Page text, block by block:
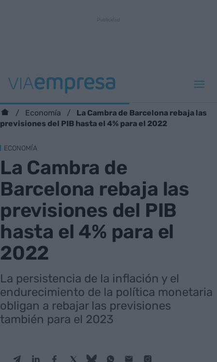
Economía
La Cambra de Barcelona rebaja las
previsiones del PIB hasta el 4% para el 2022
ECONOMÍA
La Cambra de
Barcelona rebaja las
previsiones del PIB
hasta el 4% para el
2022
La persistencia de la inflación y el
endurecimiento de la política monetaria
obligan a rebajar las previsiones
también para el 2023